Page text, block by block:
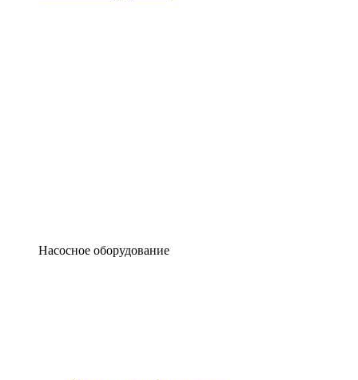
Насосное оборудование